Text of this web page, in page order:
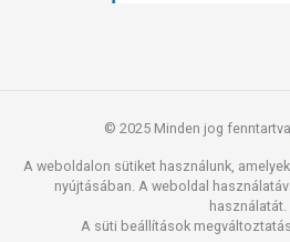
© 2025 Minden jog
A weboldalon sütiket használunk,
nyújtásában. A weboldal
használatát.
A süti beállítások